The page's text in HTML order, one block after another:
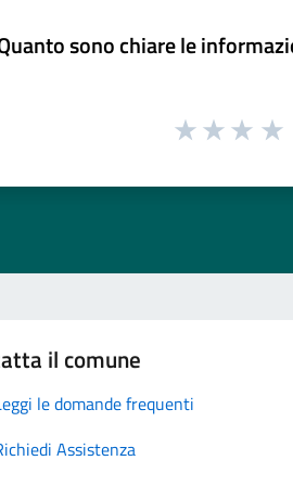
sono chiare le
il comune
le domande frequenti
Assistenza